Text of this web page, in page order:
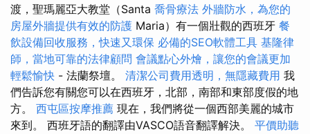
渡，聖瑪麗亞大教堂（Santa 喬骨療法 外牆防水，為您的
房屋外牆提供有效的防護 Maria）有一個壯觀的西班牙 餐
飲設備回收服務，快速又環保 必備的SEO軟體工具 基隆律
師，當地可靠的法律顧問 會議點心外燴，讓您的會議更加
輕鬆愉快 - 法蘭祭壇。 清潔公司費用透明，無隱藏費用 我
們告訴您有關您可以在西班牙，北部，南部和東部度假的地
方。 西屯區按摩推薦 現在，我們將從一個西部美麗的城市
來到。 西班牙語的翻譯由VASCO語音翻譯解決。 平價助聽